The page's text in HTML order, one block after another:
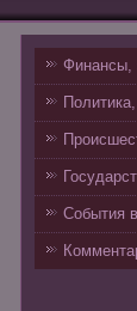
Финансы,
События